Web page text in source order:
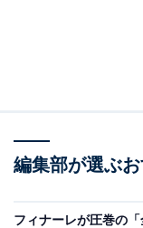
開き花火大会」。
光景は、東京なら
編集部が選ぶ
フィナーレが圧巻の